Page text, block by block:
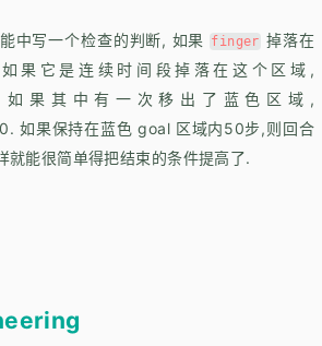
中写一个检查的判断, 如果 finger 掉落在
果它是连续时间段掉落在这个区域,
如果其中有一次移出了蓝色区域,
如果保持在蓝色 goal 区域内50步,则回合
就能很简单得把结束的条件提高了.